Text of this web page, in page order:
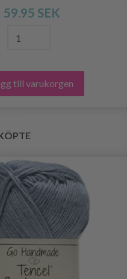
59.95 SEK
till varukorgen